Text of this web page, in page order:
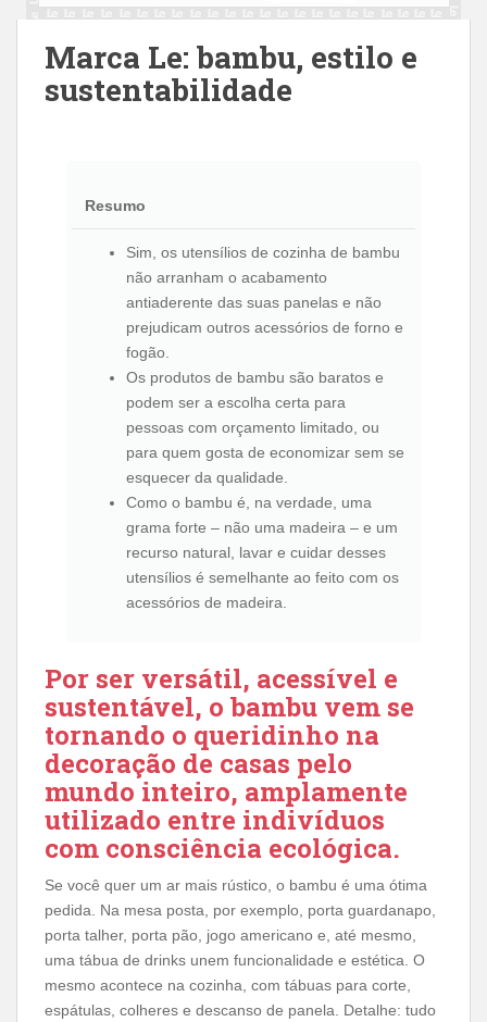
Marca Le: bambu, estilo e
sustentabilidade
Resumo
Sim, os utensílios de cozinha de bambu
não arranham o acabamento
antiaderente das suas panelas e não
prejudicam outros acessórios de forno e
fogão.
Os produtos de bambu são baratos e
podem ser a escolha certa para
pessoas com orçamento limitado, ou
para quem gosta de economizar sem se
esquecer da qualidade.
Como o bambu é, na verdade, uma
grama forte – não uma madeira – e um
recurso natural, lavar e cuidar desses
utensílios é semelhante ao feito com os
acessórios de madeira.
Por ser versátil, acessível e
sustentável, o bambu vem se
tornando o queridinho na
decoração de casas pelo
mundo inteiro, amplamente
utilizado entre indivíduos
com consciência ecológica.
Se você quer um ar mais rústico, o bambu é uma ótima
pedida. Na mesa posta, por exemplo, porta guardanapo,
porta talher, porta pão, jogo americano e, até mesmo,
uma tábua de drinks unem funcionalidade e estética. O
mesmo acontece na cozinha, com tábuas para corte,
espátulas, colheres e descanso de panela. Detalhe: tudo